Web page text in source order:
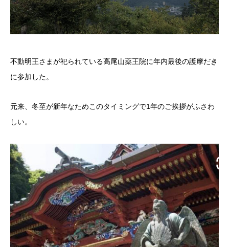
不動明王さまが祀られている高尾山薬王院に年内最後の護摩だき
に参加した。
元来、冬至が新年なためこのタイミングで1年のご挨拶がふさわ
しい。